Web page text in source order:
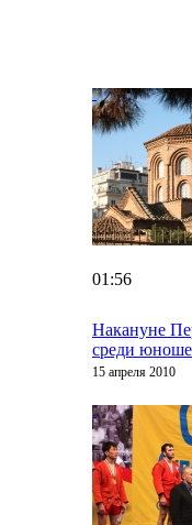
01:56
Накануне
среди
15 апреля 2010